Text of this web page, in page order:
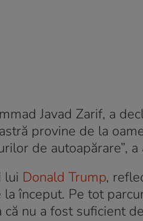
Javad Zarif, a
provine de la
de autoapărare”, a
lui Donald Trump,
început. Pe tot
nu a fost suficient